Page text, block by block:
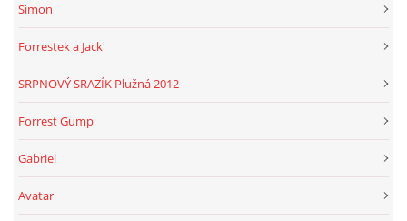
Simon
Forrestek a Jack
SRPNOVÝ SRAZÍK Plužná 2012
Forrest Gump
Gabriel
Avatar